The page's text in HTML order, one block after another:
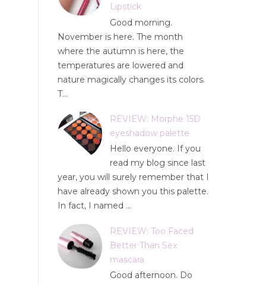
Lipstick
Good morning.
November is here. The month
where the autumn is here, the
temperatures are lowered and
nature magically changes its colors.
T...
REVIEW: Morphe 15D
eyeshadow palette
Hello everyone. If you
read my blog since last
year, you will surely remember that I
have already shown you this palette.
In fact, I named ...
REVIEW: Too Faced
Better Than Sex
mascara
Good afternoon. Do